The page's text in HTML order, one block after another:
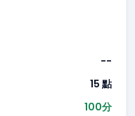
--
15 點
100分